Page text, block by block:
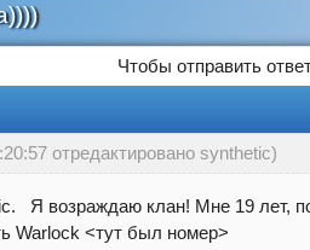
Чтобы отправить
отредактировано synthetic)
Я возраждаю клан! Мне 19 лет,
Warlock <тут был номер>